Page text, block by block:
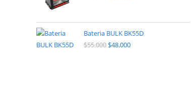
Bateria BULK BK55D
$55.000 $48.000